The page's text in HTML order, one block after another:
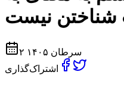
۲ سرطان ۱۴۰۵
اشتراک‌گذاری